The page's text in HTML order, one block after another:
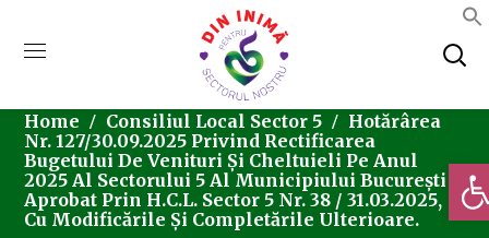
Home Consiliul Local Sector 5
Hotărârea
Nr. 127/30.09.2025 Privind Rectificarea
Bugetului De Venituri Și Cheltuieli Pe Anul
2025 Al Sectorului 5 Al Municipiului București
Aprobat Prin H.C.L. Sector 5 Nr. 38 / 31.03.2025,
Cu Modificările Și Completările Ulterioare.